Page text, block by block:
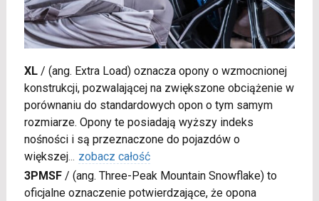
XL/ (ang. Extra Load) oznacza opony o wzmocnionej
konstrukcji, pozwalającej na zwiększone obciążenie w
porównaniu do standardowych opon o tym samym
rozmiarze. Opony te posiadają wyższy indeks
nośności i są przeznaczone do pojazdów o
większej... zobacz całość
3PMSF/ (ang. Three-Peak Mountain Snowflake) to
oficjalne oznaczenie potwierdzające, że opona